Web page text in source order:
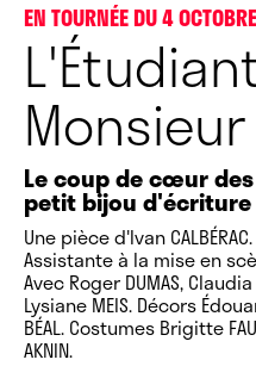
EN TOURNÉE DU 4
Le coup de cœur
petit bijou
Une pièce d'Ivan
Assistante à la mise en
Avec Roger DUMAS,
Lysiane MEIS. Décors
BÉAL. Costumes Brigitte
AKNIN.